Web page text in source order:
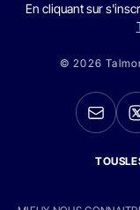
En cliquant sur
© 2026